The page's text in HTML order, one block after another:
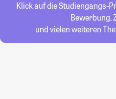
Klick auf die Studiengangs-
Bewerbung,
und vielen weiteren